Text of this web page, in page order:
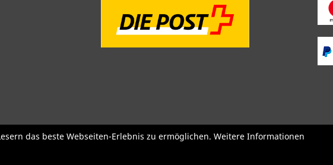
Factor Cervélo BMC Orbea Pinarello OPEN Kids / BMX
das beste Webseiten-Erlebnis zu ermöglichen. Weitere Informationen